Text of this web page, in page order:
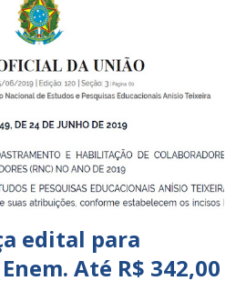
e 11 meses; – EMEIs - Escolas
Infantil, que atendem crianças de 4
- Centro Municipal de
crianças de zero a 5 anos e 11
cri...
edital para
Até R$ 342,00